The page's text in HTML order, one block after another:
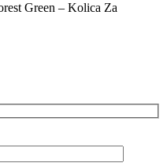
Green – Kolica Za